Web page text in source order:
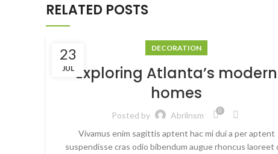
RELATED POSTS
23
JUL
DECORATION
Exploring Atlanta’s modern
homes
Posted by Abrilnsm 0
Vivamus enim sagittis aptent hac mi dui a per aptent
suspendisse cras odio bibendum augue rhoncus laoreet